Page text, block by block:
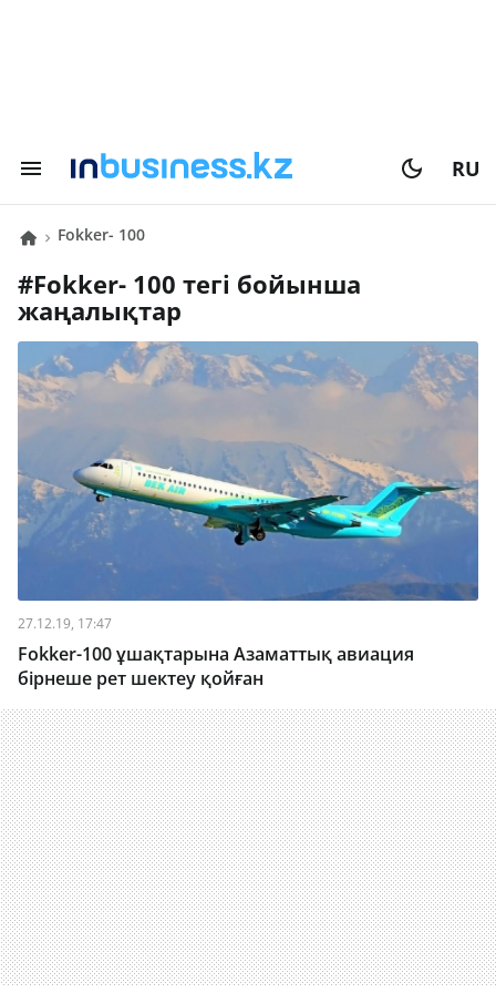
RU
Fokker- 100
# Fokker- 100 тегі бойынша
жаңалықтар
27.12.19, 17:47
Fokker-100 ұшақтарына Азаматтық авиация
бірнеше рет шектеу қойған